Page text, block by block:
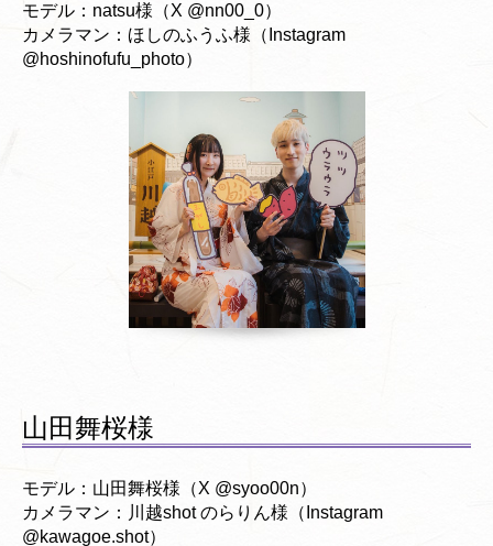
モデル：natsu様（X @nn00_0）
カメラマン：ほしのふうふ様（Instagram
@hoshinofufu_photo）
山田舞桜様
モデル：山田舞桜様（X @syoo00n）
カメラマン：川越shot のらりん様（Instagram
@kawagoe.shot）